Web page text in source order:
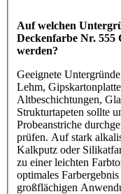
Auf welchen
Deckenfarbe Nr.
werden?
Geeignete
Lehm,
Altbeschichtungen,
Strukturtapeten sollte
Probeanstriche
prüfen. Auf stark
Kalkputz oder
zu einer leichten
optimales
großflächigen